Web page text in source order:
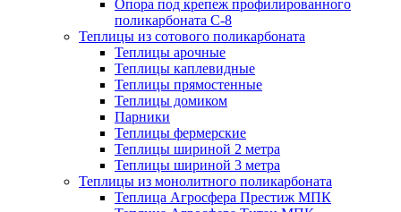
Опора под крепеж профилированного
поликарбоната С-8
Теплицы из сотового поликарбоната
Теплицы арочные
Теплицы каплевидные
Теплицы прямостенные
Теплицы домиком
Парники
Теплицы фермерские
Теплицы шириной 2 метра
Теплицы шириной 3 метра
Теплицы из монолитного поликарбоната
Теплица Агросфера Престиж МПК